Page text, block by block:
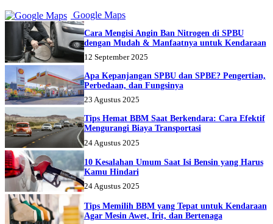
Google Maps
Cara Mengisi Angin Ban Nitrogen di SPBU
dengan Mudah & Manfaatnya untuk Kendaraan
12 September 2025
Apa Kepanjangan SPBU dan SPBE? Pengertian,
Perbedaan, dan Fungsinya
23 Agustus 2025
Tips Hemat BBM Saat Berkendara: Cara Efektif
Mengurangi Biaya Transportasi
24 Agustus 2025
10 Kesalahan Umum Saat Isi Bensin yang Harus
Kamu Hindari
24 Agustus 2025
Tips Memilih BBM yang Tepat untuk Kendaraan
Agar Mesin Awet, Irit, dan Bertenaga